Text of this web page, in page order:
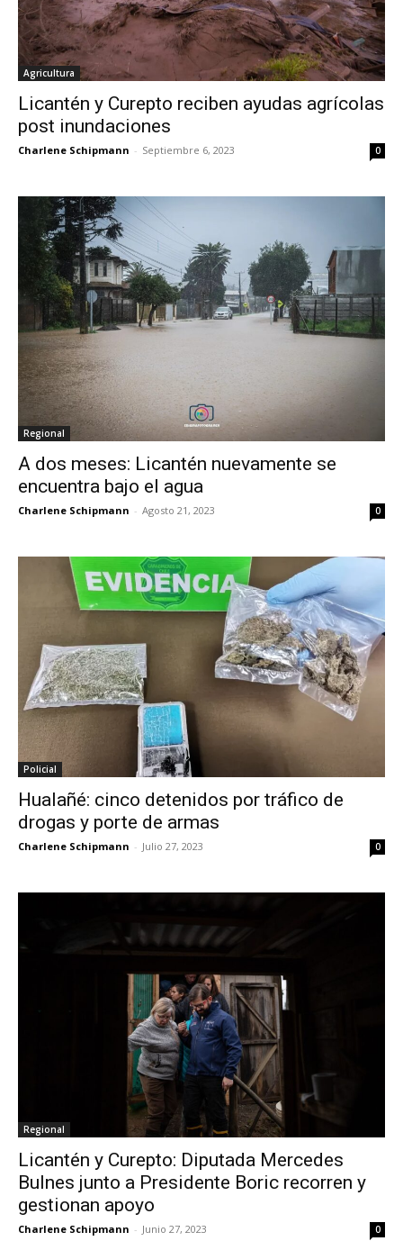
Agricultura
Licantén y Curepto reciben ayudas agrícolas
post inundaciones
Charlene Schipmann - Septiembre 6, 2023 0
Regional
A dos meses: Licantén nuevamente se
encuentra bajo el agua
Charlene Schipmann - Agosto 21, 2023 0
Policial
Hualañé: cinco detenidos por tráfico de
drogas y porte de armas
Charlene Schipmann - Julio 27, 2023 0
Regional
Licantén y Curepto: Diputada Mercedes
Bulnes junto a Presidente Boric recorren y
gestionan apoyo
Charlene Schipmann - Junio 27, 2023 0